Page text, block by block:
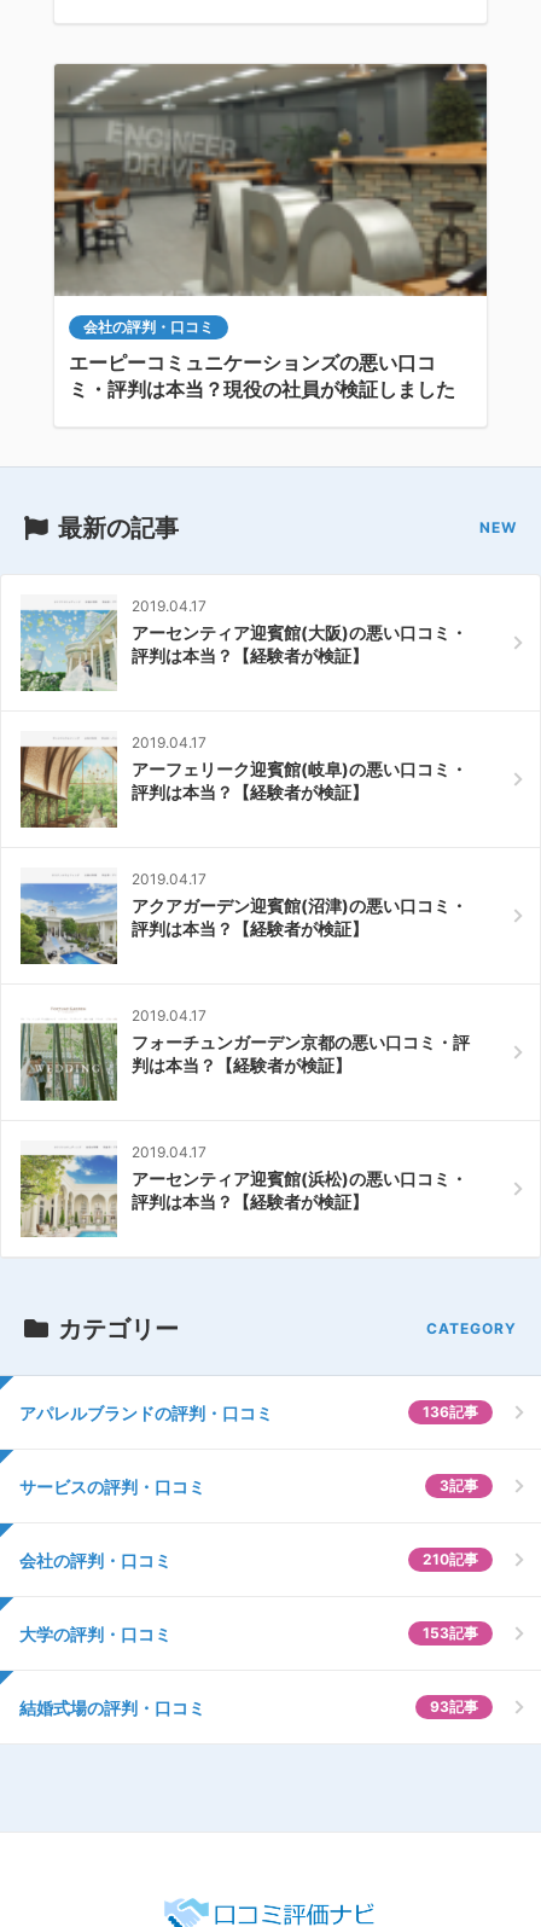
会社の評判・口コミ
エーピーコミュニケーションズの悪い口コ
ミ・評判は本当？現役の社員が検証しました
最新の記事
2019.04.17
アーセンティア迎賓館(大阪)の悪い口コミ・
評判は本当？【経験者が検証】
2019.04.17
アーフェリーク迎賓館(岐阜)の悪い口コミ・
評判は本当？【経験者が検証】
2019.04.17
アクアガーデン迎賓館(沼津)の悪い口コミ・
評判は本当？【経験者が検証】
2019.04.17
フォーチュンガーデン京都の悪い口コミ・評
判は本当？【経験者が検証】
2019.04.17
アーセンティア迎賓館(浜松)の悪い口コミ・
評判は本当？【経験者が検証】
カテゴリー
アパレルブランドの評判・口コミ 136記事
サービスの評判・口コミ 3記事
会社の評判・口コミ 210記事
大学の評判・口コミ 153記事
結婚式場の評判・口コミ 93記事